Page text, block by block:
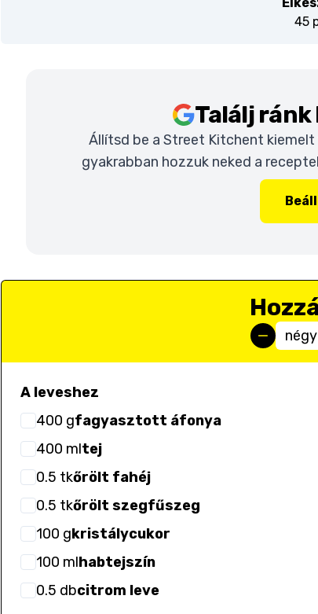
45
Találj ránk
Állítsd be a Street Kitchent
gyakrabban hozzuk neked a
A leveshez
400 gfagyasztott áfonya
400 mltej
0.5 tkőrölt fahéj
0.5 tkőrölt szegfűszeg
100 gkristálycukor
100 mlhabtejszín
0.5 dbcitrom leve